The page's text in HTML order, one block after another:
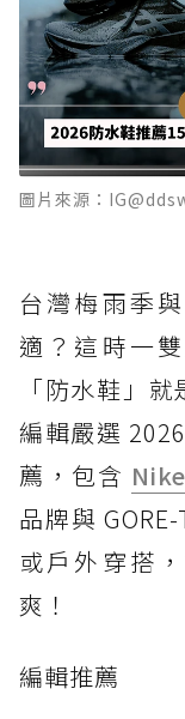
圖片來源：
台灣梅雨季
適？這時一
「防水鞋」就
編輯嚴選
薦，包含 Nike
品牌與 GORE-
或戶外穿搭
爽！
編輯推薦